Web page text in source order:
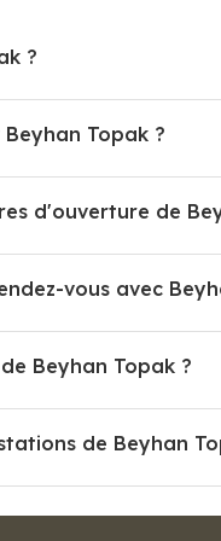
?
Topak ?
d'ouverture de
vous avec
Beyhan Topak ?
de Beyhan